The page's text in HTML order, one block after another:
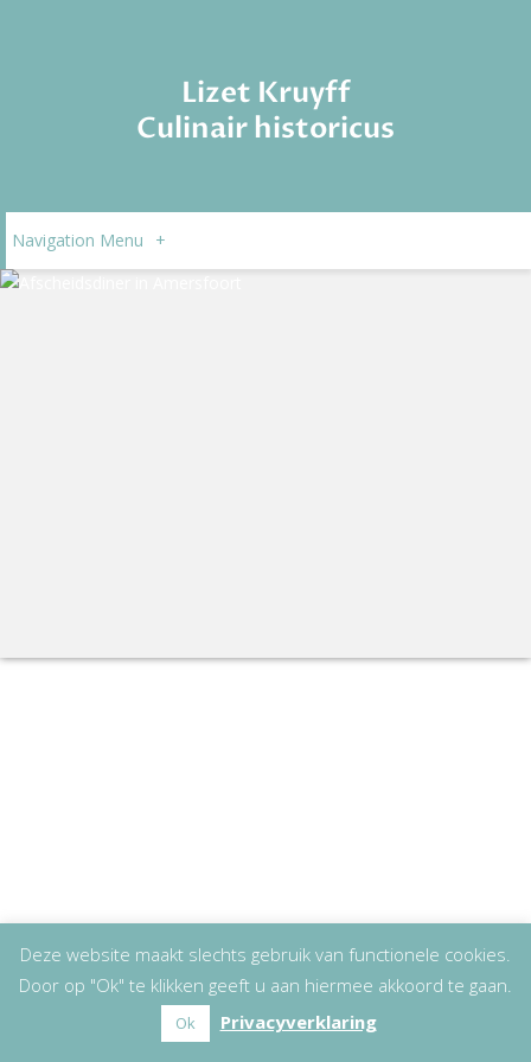
Lizet Kruyff
Culinair historicus
Navigation Menu +
Deze website maakt slechts gebruik van functionele cookies.
Door op "Ok" te klikken geeft u aan hiermee akkoord te gaan.
Ok Privacyverklaring